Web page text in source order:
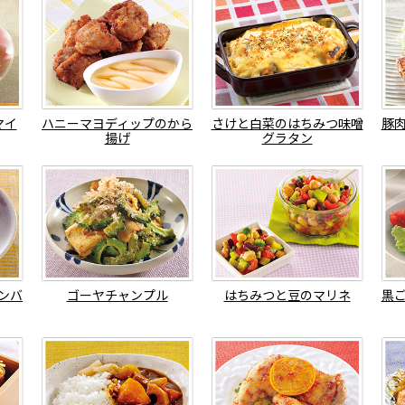
ハニーマヨディップのから
揚げ
さけと白菜のはちみつ味噌
グラタン
豚
バ ゴーヤチャンプル はちみつと豆のマリネ 黒